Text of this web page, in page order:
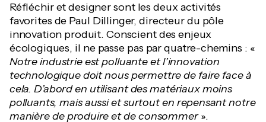
Réfléchir et designer sont les deux activités
favorites de Paul Dillinger, directeur du pôle
innovation produit. Conscient des enjeux
écologiques, il ne passe pas par quatre-chemins : «
Notre industrie est polluante et l’innovation
technologique doit nous permettre de faire face à
cela. D’abord en utilisant des matériaux moins
polluants, mais aussi et surtout en repensant notre
manière de produire et de consommer».